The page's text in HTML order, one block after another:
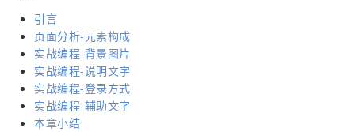
引言
页面分析-元素构成
实战编程-背景图片
实战编程-说明文字
实战编程-登录方式
实战编程-辅助文字
本章小结